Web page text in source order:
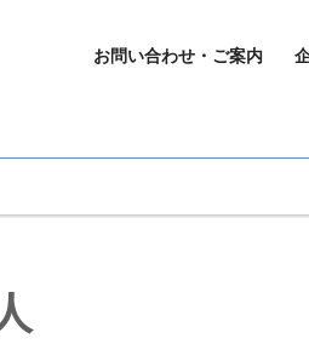
お問い合わせ・ご案内